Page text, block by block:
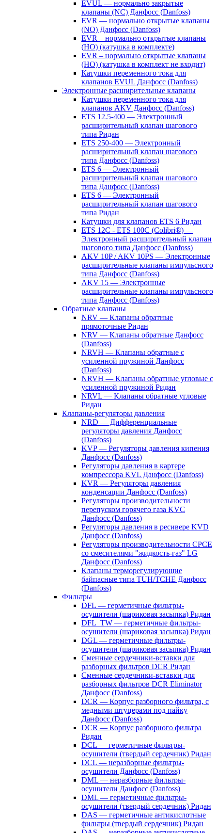
EVUL — нормально закрытые
клапаны (NC) Данфосс (Danfoss)
EVR — нормально открытые клапаны
(NO) Данфосс (Danfoss)
EVR – нормально открытые клапаны
(НО) (катушка в комплекте)
EVR – нормально открытые клапаны
(НО) (катушка в комплект не входит)
Катушки переменного тока для
клапанов EVUL Данфосс (Danfoss)
Электронные расширительные клапаны
Катушки переменного тока для
клапанов AKV Данфосс (Danfoss)
ETS 12.5-400 — Электронный
расширительный клапан шагового
типа Ридан
ETS 250-400 — Электронный
расширительный клапан шагового
типа Данфосс (Danfoss)
ETS 6 — Электронный
расширительный клапан шагового
типа Данфосс (Danfoss)
ETS 6 — Электронный
расширительный клапан шагового
типа Ридан
Катушки для клапанов ETS 6 Ридан
ETS 12C - ETS 100C (Colibri®) —
Электронный расширительный клапан
шагового типа Данфосс (Danfoss)
AKV 10P / AKV 10PS — Электронные
расширительные клапаны импульсного
типа Данфосс (Danfoss)
AKV 15 — Электронные
расширительные клапаны импульсного
типа Данфосс (Danfoss)
Обратные клапаны
NRV — Клапаны обратные
прямоточные Ридан
NRV — Клапаны обратные Данфосс
(Danfoss)
NRVH — Клапаны обратные с
усиленной пружиной Данфосс
(Danfoss)
NRVH — Клапаны обратные угловые с
усиленной пружиной Ридан
NRVL — Клапаны обратные угловые
Ридан
Клапаны-регуляторы давления
NRD — Дифференциальные
регуляторы давления Данфосс
(Danfoss)
KVP — Регуляторы давления кипения
Данфосс (Danfoss)
Регуляторы давления в картере
компрессора KVL Данфосс (Danfoss)
KVR — Регуляторы давления
конденсации Данфосс (Danfoss)
Регуляторы производительности
перепуском горячего газа KVC
Данфосс (Danfoss)
Регуляторы давления в ресивере KVD
Данфосс (Danfoss)
Регуляторы производительности CPCE
со смесителями "жидкость-газ" LG
Данфосс (Danfoss)
Клапаны терморегулирующие
байпасные типа TUH/TCHE Данфосс
(Danfoss)
Фильтры
DFL — герметичные фильтры-
осушители (шариковая засыпка) Ридан
DFL_TW — герметичные фильтры-
осушители (шариковая засыпка) Ридан
DGL — герметичные фильтры-
осушители (шариковая засыпка) Ридан
Сменные сердечники-вставки для
разборных фильтров DCR Ридан
Сменные сердечники-вставки для
разборных фильтров DCR Eliminator
Данфосс (Danfoss)
DCR — Корпус разборного фильтра, с
медными штуцерами под пайку
Данфосс (Danfoss)
DCR — Корпус разборного фильтра
Ридан
DCL — герметичные фильтры-
осушители (твердый сердечник) Ридан
DCL — неразборные фильтры-
осушители Данфосс (Danfoss)
DML — неразборные фильтры-
осушители Данфосс (Danfoss)
DML — герметичные фильтры-
осушители (твердый сердечник) Ридан
DAS — герметичные антикислотные
фильтры (твердый сердечник) Ридан